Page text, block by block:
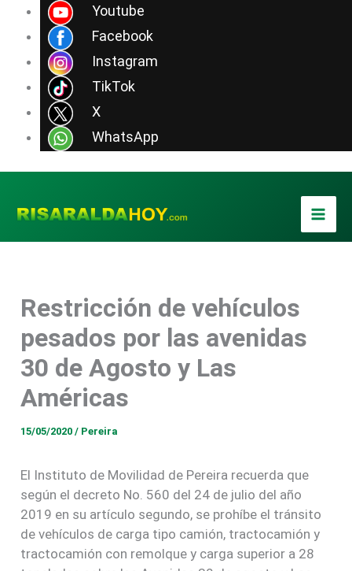
Youtube
Facebook
Instagram
TikTok
X
WhatsApp
contenido
Restricción de vehículos
pesados por las avenidas
30 de Agosto y Las
Américas
15/05/2020/ Pereira
El Instituto de Movilidad de Pereira recuerda que
según el decreto No. 560 del 24 de julio del año
2019 en su artículo segundo, se prohíbe el tránsito
de vehículos de carga tipo camión, tractocamión y
tractocamión con remolque y carga superior a 28